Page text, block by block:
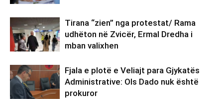
Tirana “zien” nga protestat/ Rama
udhëton në Zvicër, Ermal Dredha i
mban valixhen
Fjala e plotë e Veliajt para Gjykatës
Administrative: Ols Dado nuk është
prokuror